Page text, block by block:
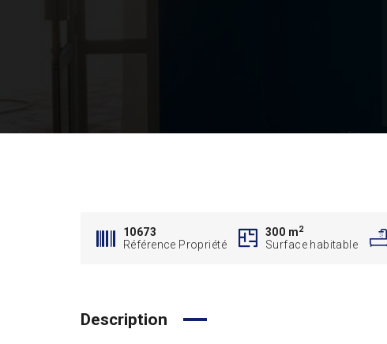
10673
Référence Propriété
300 m2
Surface habitable
Description